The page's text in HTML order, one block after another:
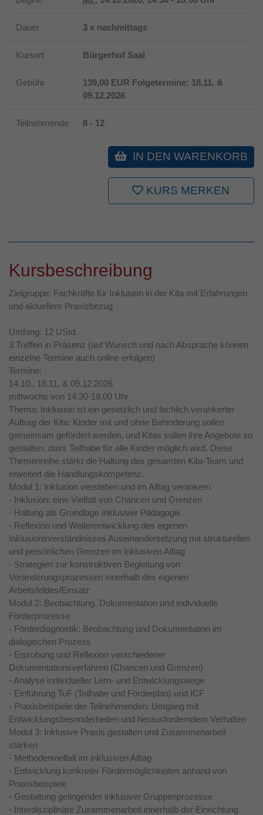
Dauer 3 x nachmittags
Kursort Bürgerhof Saal
Gebühr
139,00 EUR Folgetermine: 18.11. &
09.12.2026
Teilnehmende 8 - 12
IN DEN WARENKORB
KURS MERKEN
Kursbeschreibung
Zielgruppe: Fachkräfte für Inklusion in der Kita mit Erfahrungen
und aktuellem Praxisbezug
Umfang: 12 UStd.
3 Treffen in Präsenz (auf Wunsch und nach Absprache können
einzelne Termine auch online erfolgen)
Termine:
14.10., 18.11. & 09.12.2026
mittwochs von 14.30-18.00 Uhr
Thema: Inklusion ist ein gesetzlich und fachlich verankerter
Auftrag der Kita: Kinder mit und ohne Behinderung sollen
gemeinsam gefördert werden, und Kitas sollen ihre Angebote so
gestalten, dass Teilhabe für alle Kinder möglich wird. Diese
Themenreihe stärkt die Haltung des gesamten Kita-Team und
erweitert die Handlungskompetenz.
Modul 1: Inklusion verstehen und im Alltag verankern
- Inklusion: eine Vielfalt von Chancen und Grenzen
- Haltung als Grundlage inklusiver Pädagogik
- Reflexion und Weiterentwicklung des eigenen
Inklusionsverständnisses Auseinandersetzung mit strukturellen
und persönlichen Grenzen im inklusiven Alltag
- Strategien zur konstruktiven Begleitung von
Veränderungsprozessen innerhalb des eigenen
Arbeitsfeldes/Einsatz
Modul 2: Beobachtung, Dokumentation und individuelle
Förderprozesse
- Förderdiagnostik: Beobachtung und Dokumentation im
dialogischen Prozess
- Erprobung und Reflexion verschiedener
Dokumentationsverfahren (Chancen und Grenzen)
- Analyse individueller Lern- und Entwicklungswege
- Einführung TuF (Teilhabe und Förderplan) und ICF
- Praxisbeispiele der Teilnehmenden: Umgang mit
Entwicklungsbesonderheiten und herausforderndem Verhalten
Modul 3: Inklusive Praxis gestalten und Zusammenarbeit
stärken
- Methodenvielfalt im inklusiven Alltag
- Entwicklung konkreter Fördermöglichkeiten anhand von
Praxisbeispiele
- Gestaltung gelingender inklusiver Gruppenprozesse
- Interdisziplinäre Zusammenarbeit innerhalb der Einrichtung